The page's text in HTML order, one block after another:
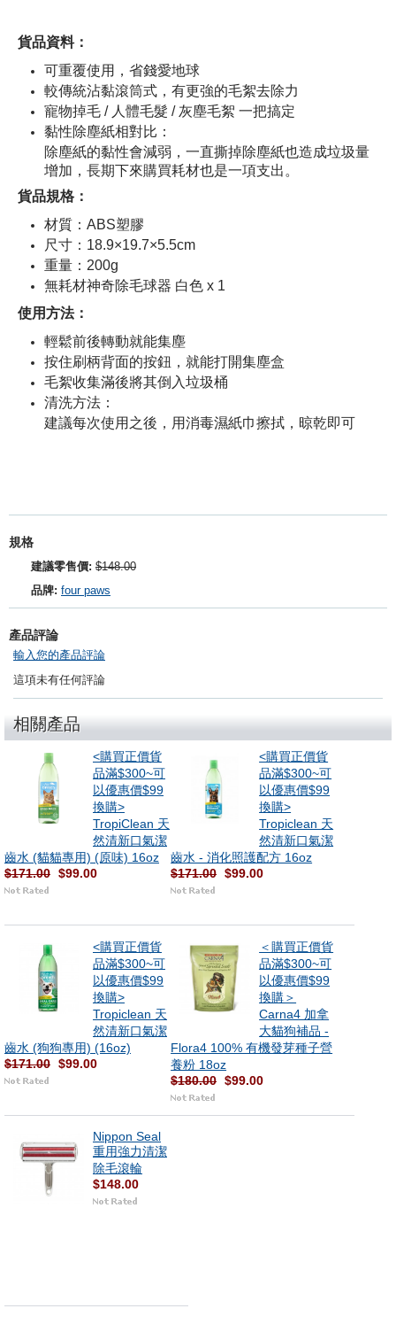
貨品資料：
可重覆使用，省錢愛地球
較傳統沾黏滾筒式，有更強的毛絮去除力
寵物掉毛 / 人體毛髮 / 灰塵毛絮 一把搞定
黏性除塵紙相對比：
除塵紙的黏性會減弱，一直撕掉除塵紙也造成垃圾量
增加，長期下來購買耗材也是一項支出。
貨品規格：
材質：ABS塑膠
尺寸：18.9×19.7×5.5cm
重量：200g
無耗材神奇除毛球器 白色 x 1​
使用方法：
輕鬆前後轉動就能集塵
按住刷柄背面的按鈕，就能打開集塵盒
毛絮收集滿後將其倒入垃圾桶
清洗方法：
建議每次使用之後，用消毒濕紙巾擦拭，晾乾即可
規格
建議零售價: $148.00
品牌: four paws
產品評論
輸入您的產品評論
這項未有任何評論
相關產品
<購買正價貨
品滿$300~可
以優惠價$99
換購>
TropiClean 天
然清新口氣潔
齒水 (貓貓專用) (原味) 16oz
$171.00 $99.00
<購買正價貨
品滿$300~可
以優惠價$99
換購>
Tropiclean 天
然清新口氣潔
齒水 - 消化照護配方 16oz
$171.00 $99.00
<購買正價貨
品滿$300~可
以優惠價$99
換購>
Tropiclean 天
然清新口氣潔
齒水 (狗狗專用) (16oz)
$171.00 $99.00
＜購買正價貨
品滿$300~可
以優惠價$99
換購＞
Carna4 加拿
大貓狗補品 -
Flora4 100% 有機發芽種子營
養粉 18oz
$180.00 $99.00
Nippon Seal
重用強力清潔
除毛滾輪
$148.00